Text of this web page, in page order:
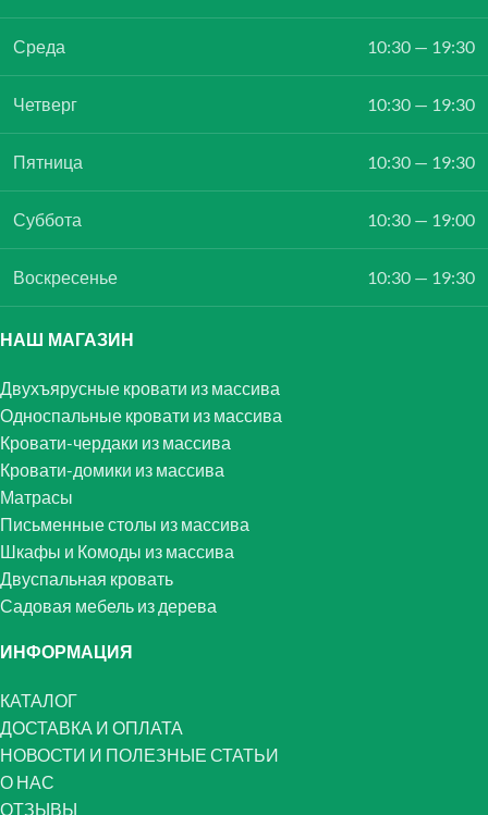
Среда 10:30 — 19:30
Четверг 10:30 — 19:30
Пятница 10:30 — 19:30
Суббота 10:30 — 19:00
Воскресенье 10:30 — 19:30
НАШ МАГАЗИН
Двухъярусные кровати из массива
Односпальные кровати из массива
Кровати-чердаки из массива
Кровати-домики из массива
Матрасы
Письменные столы из массива
Шкафы и Комоды из массива
Двуспальная кровать
Садовая мебель из дерева
ИНФОРМАЦИЯ
КАТАЛОГ
ДОСТАВКА И ОПЛАТА
НОВОСТИ И ПОЛЕЗНЫЕ СТАТЬИ
О НАС
ОТЗЫВЫ